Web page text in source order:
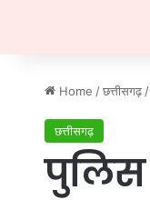
Home / छत्तीसगढ़ /
छत्तीसगढ़